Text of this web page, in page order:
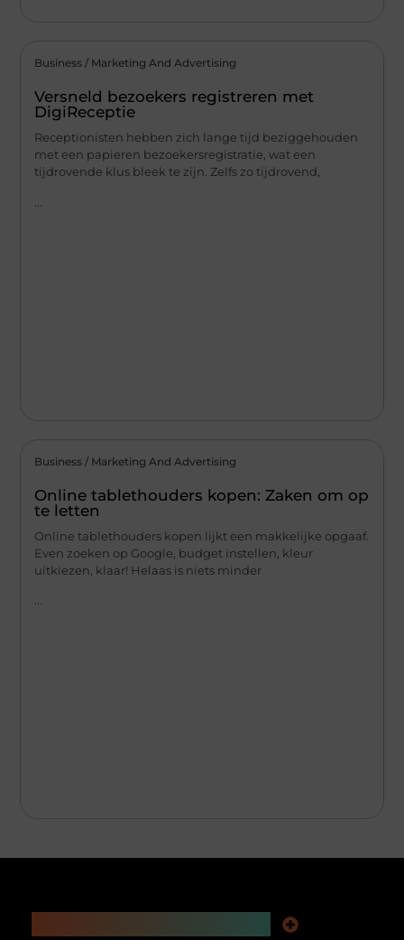
Business / Marketing And Advertising
Versneld bezoekers registreren met
DigiReceptie
Receptionisten hebben zich lange tijd beziggehouden
met een papieren bezoekersregistratie, wat een
tijdrovende klus bleek te zijn. Zelfs zo tijdrovend,
Business / Marketing And Advertising
Online tablethouders kopen: Zaken om op
te letten
Online tablethouders kopen lijkt een makkelijke opgaaf.
Even zoeken op Google, budget instellen, kleur
uitkiezen, klaar! Helaas is niets minder